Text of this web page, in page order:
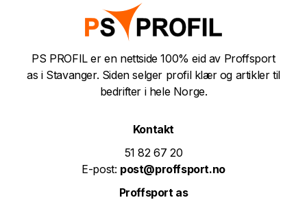
PS PROFIL er en nettside 100% eid av Proffsport
as i Stavanger. Siden selger profil klær og artikler til
bedrifter i hele Norge.
Kontakt
51 82 67 20
E-post: post@proffsport.no
Proffsport as